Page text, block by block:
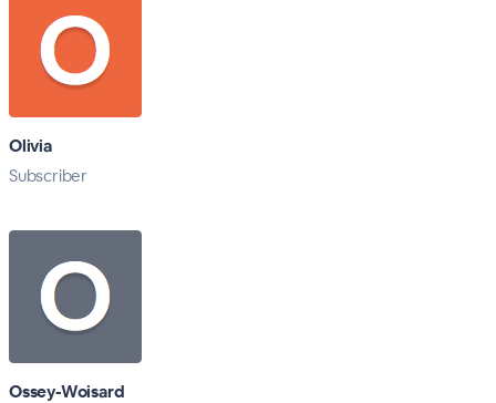
Olivia
Subscriber
Ossey-Woisard